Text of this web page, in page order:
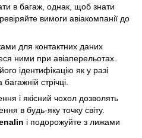
в багаж, однак, щоб знати
вимоги авіакомпанії до
для контактних даних
ними при авіаперельотах.
ідентифікацію як у разі
стрічці.
і якісний чохол дозволять
в будь-яку точку світу.
і подорожуйте з лижами